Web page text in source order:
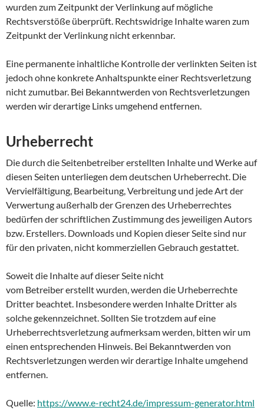
wurden zum Zeitpunkt der Verlinkung auf mögliche
Rechtsverstöße überprüft. Rechtswidrige Inhalte waren zum
Zeitpunkt der Verlinkung nicht erkennbar.
Eine permanente inhaltliche Kontrolle der verlinkten Seiten ist
jedoch ohne konkrete Anhaltspunkte einer Rechtsverletzung
nicht zumutbar. Bei Bekanntwerden von Rechtsverletzungen
werden wir derartige Links umgehend entfernen.
Urheberrecht
Die durch die Seitenbetreiber erstellten Inhalte und Werke auf
diesen Seiten unterliegen dem deutschen Urheberrecht. Die
Vervielfältigung, Bearbeitung, Verbreitung und jede Art der
Verwertung außerhalb der Grenzen des Urheberrechtes
bedürfen der schriftlichen Zustimmung des jeweiligen Autors
bzw. Erstellers. Downloads und Kopien dieser Seite sind nur
für den privaten, nicht kommerziellen Gebrauch gestattet.
Soweit die Inhalte auf dieser Seite nicht
vom Betreiber erstellt wurden, werden die Urheberrechte
Dritter beachtet. Insbesondere werden Inhalte Dritter als
solche gekennzeichnet. Sollten Sie trotzdem auf eine
Urheberrechtsverletzung aufmerksam werden, bitten wir um
einen entsprechenden Hinweis. Bei Bekanntwerden von
Rechtsverletzungen werden wir derartige Inhalte umgehend
entfernen.
Quelle: https://www.e-recht24.de/impressum-generator.html